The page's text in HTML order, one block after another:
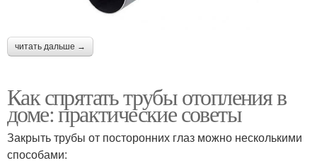
читать дальше →
Как спрятать трубы отопления в
доме: практические советы
Закрыть трубы от посторонних глаз можно несколькими
способами: